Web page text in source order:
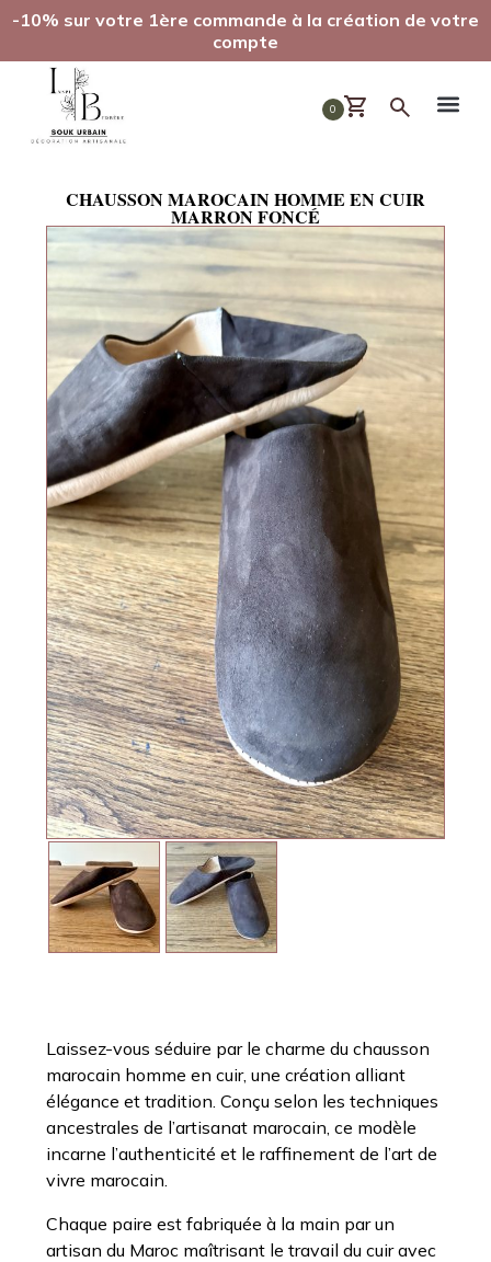
-10% sur votre 1ère commande à la création de votre
compte
0
CHAUSSON MAROCAIN HOMME EN CUIR
MARRON FONCÉ
Laissez-vous séduire par le charme du chausson
marocain homme en cuir, une création alliant
élégance et tradition. Conçu selon les techniques
ancestrales de l’artisanat marocain, ce modèle
incarne l’authenticité et le raffinement de l’art de
vivre marocain.
Chaque paire est fabriquée à la main par un
artisan du Maroc maîtrisant le travail du cuir avec